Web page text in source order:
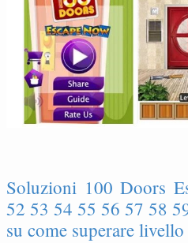
Soluzioni 100 Doors
52 53 54 55 56 57 58
su come superare livello